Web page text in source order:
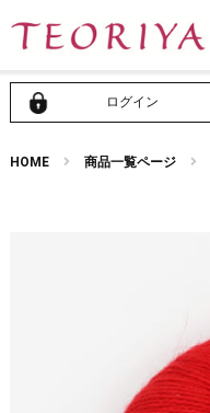
ログイン
HOME 商品一覧ページ